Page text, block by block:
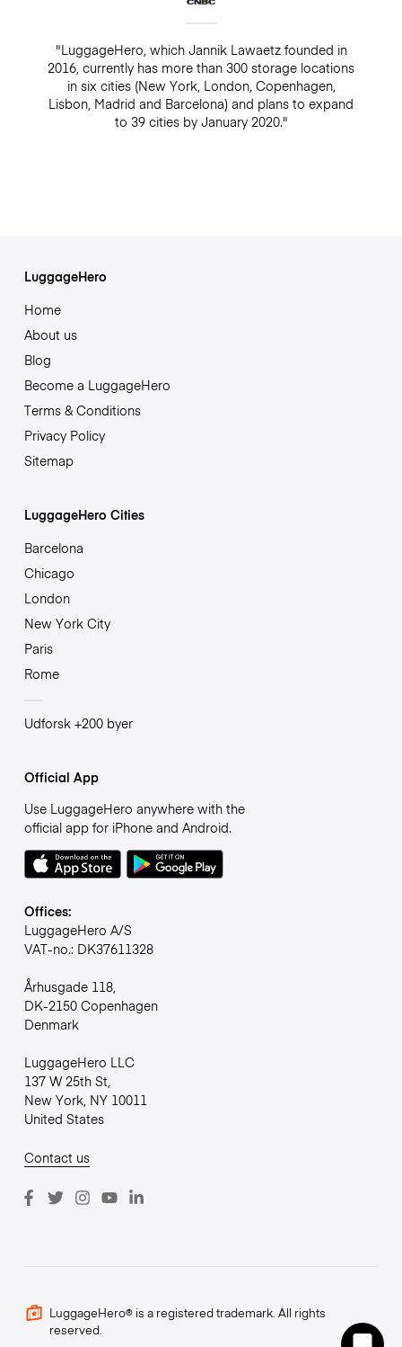
"LuggageHero, which Jannik Lawaetz founded in
2016, currently has more than 300 storage locations
in six cities (New York, London, Copenhagen,
Lisbon, Madrid and Barcelona) and plans to expand
to 39 cities by January 2020."
LuggageHero
Home
About us
Blog
Become a LuggageHero
Terms & Conditions
Privacy Policy
Sitemap
LuggageHero Cities
Barcelona
Chicago
London
New York City
Paris
Rome
Udforsk +200 byer
Official App
Use LuggageHero anywhere with the
official app for iPhone and Android.
Offices:
LuggageHero A/S
VAT-no.: DK37611328
Århusgade 118,
DK-2150 Copenhagen
Denmark
LuggageHero LLC
137 W 25th St,
New York, NY 10011
United States
Contact us
LuggageHero® is a registered trademark. All rights
reserved.